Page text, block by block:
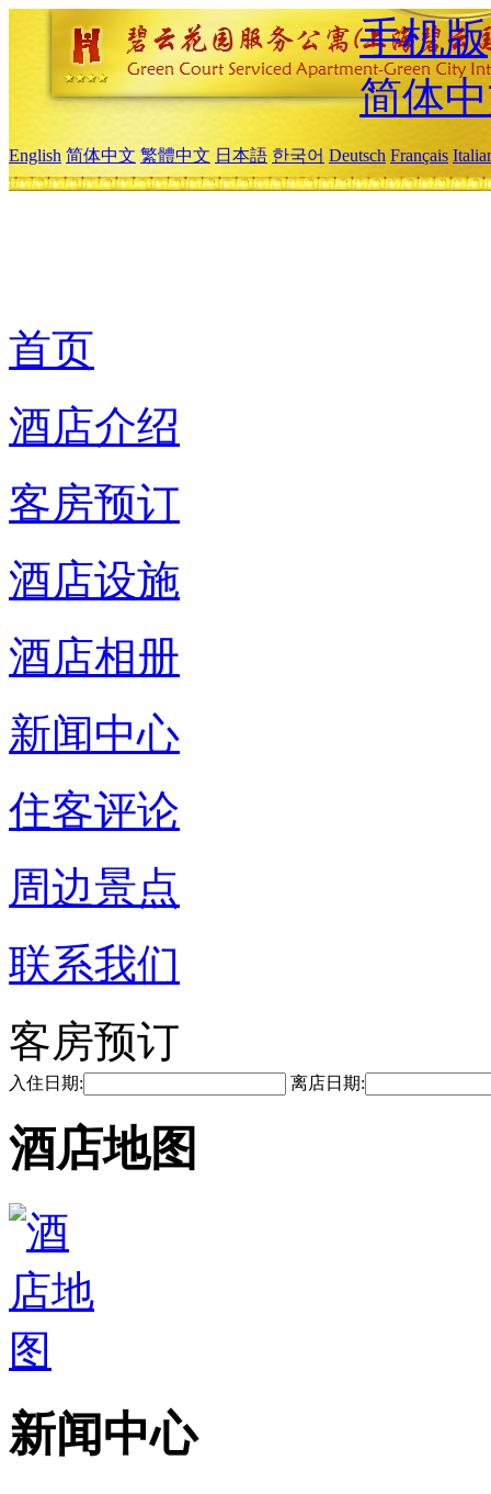
手机版
简体
English 简体中文 繁體中文 日本語 한국어 Deutsch Français
首页
酒店介绍
客房预订
酒店设施
酒店相册
新闻中心
住客评论
周边景点
联系我们
客房预订
入住日期: 离店日期:
酒店地图
新闻中心